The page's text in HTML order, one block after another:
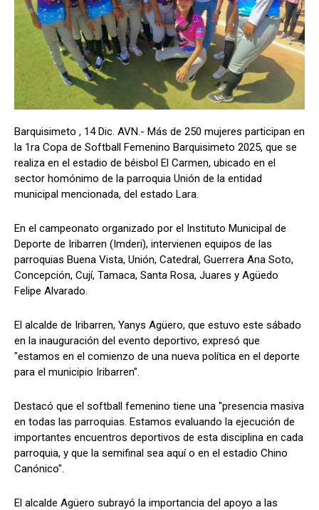
Barquisimeto , 14 Dic. AVN.- Más de 250 mujeres participan en
la 1ra Copa de Softball Femenino Barquisimeto 2025, que se
realiza en el estadio de béisbol El Carmen, ubicado en el
sector homónimo de la parroquia Unión de la entidad
municipal mencionada, del estado Lara.
En el campeonato organizado por el Instituto Municipal de
Deporte de Iribarren (Imderi), intervienen equipos de las
parroquias Buena Vista, Unión, Catedral, Guerrera Ana Soto,
Concepción, Cují, Tamaca, Santa Rosa, Juares y Agüedo
Felipe Alvarado.
El alcalde de Iribarren, Yanys Agüero, que estuvo este sábado
en la inauguración del evento deportivo, expresó que
"estamos en el comienzo de una nueva política en el deporte
para el municipio Iribarren".
Destacó que el softball femenino tiene una "presencia masiva
en todas las parroquias. Estamos evaluando la ejecución de
importantes encuentros deportivos de esta disciplina en cada
parroquia, y que la semifinal sea aquí o en el estadio Chino
Canónico".
El alcalde Agüero subrayó la importancia del apoyo a las